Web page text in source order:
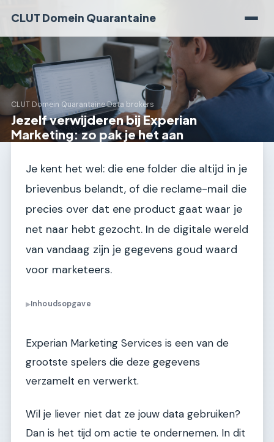
CLUT Domein Quarantaine
CLUT Domein Quarantaine›Data brokers
Jezelf verwijderen bij Experian
Marketing: zo pak je het aan
Je kent het wel: die ene folder die altijd in je
brievenbus belandt, of die reclame-mail die
precies over dat ene product gaat waar je
net naar hebt gezocht. In de digitale wereld
van vandaag zijn je gegevens goud waard
voor marketeers.
▶Inhoudsopgave
Experian Marketing Services is een van de
grootste spelers die deze gegevens
verzamelt en verwerkt.
Wil je liever niet dat ze jouw data gebruiken?
Dan is het tijd om actie te ondernemen. In dit